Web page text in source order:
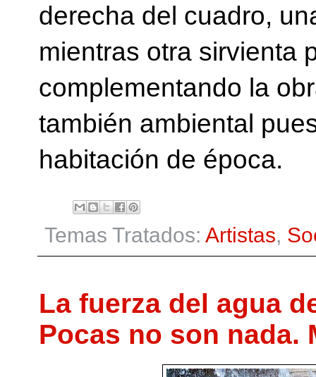
derecha del cuadro,
mientras otra sirvienta
complementando la
también ambiental
habitación de época.
Temas Tratados: Artistas,
La fuerza del agua
Pocas no son nada.